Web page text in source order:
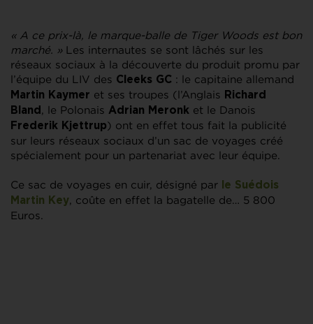
« A ce prix-là, le marque-balle de Tiger Woods est bon
marché. » Les internautes se sont lâchés sur les
réseaux sociaux à la découverte du produit promu par
l’équipe du LIV des Cleeks GC : le capitaine allemand
Martin Kaymer et ses troupes (l’Anglais Richard
Bland , le Polonais Adrian Meronk et le Danois
Frederik Kjettrup) ont en effet tous fait la publicité
sur leurs réseaux sociaux d’un sac de voyages créé
spécialement pour un partenariat avec leur équipe.
Ce sac de voyages en cuir, désigné par
le Suédois
Martin Key, coûte en effet la bagatelle de… 5 800
Euros.